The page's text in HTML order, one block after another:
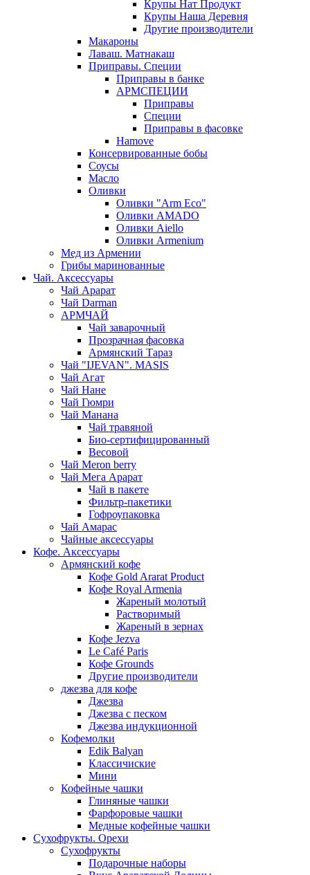
Крупы Нат Продукт
Крупы Наша Деревня
Другие производители
Макароны
Лаваш. Матнакаш
Приправы. Специи
Приправы в банке
АРМСПЕЦИИ
Приправы
Специи
Приправы в фасовке
Hamove
Консервированные бобы
Соусы
Масло
Оливки
Оливки "Arm Eco"
Оливки AMADO
Оливки Aiello
Оливки Armenium
Мед из Армении
Грибы маринованные
Чай. Аксессуары
Чай Арарат
Чай Darman
АРМЧАЙ
Чай заварочный
Прозрачная фасовка
Армянский Тараз
Чай "IJEVAN". MASIS
Чай Агат
Чай Нане
Чай Гюмри
Чай Манана
Чай травяной
Био-сертифицированный
Весовой
Чай Meron berry
Чай Мега Арарат
Чай в пакете
Фильтр-пакетики
Гофроупаковка
Чай Амарас
Чайные аксессуары
Кофе. Аксессуары
Армянский кофе
Кофе Gold Ararat Product
Кофе Royal Armenia
Жареный молотый
Растворимый
Жареный в зернах
Кофе Jezva
Le Café Paris
Кофе Grounds
Другие производители
джезва для кофе
Джезва
Джезва с песком
Джезва индукционной
Кофемолки
Edik Balyan
Классичиские
Мини
Кофейные чашки
Глиняные чашки
Фарфоровые чашки
Медные кофейные чашки
Сухофрукты. Орехи
Сухофрукты
Подарочные наборы